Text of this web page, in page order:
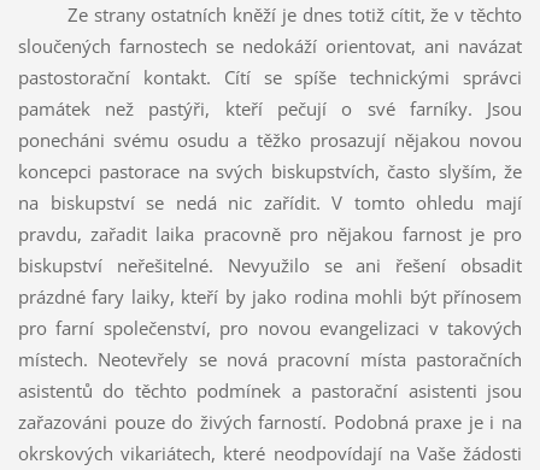
Ze strany ostatních kněží je dnes totiž cítit, že v těchto
sloučených farnostech se nedokáží orientovat, ani navázat
pastostorační kontakt. Cítí se spíše technickými správci
památek než pastýři, kteří pečují o své farníky. Jsou
ponecháni svému osudu a těžko prosazují nějakou novou
koncepci pastorace na svých biskupstvích, často slyším, že
na biskupství se nedá nic zařídit. V tomto ohledu mají
pravdu, zařadit laika pracovně pro nějakou farnost je pro
biskupství neřešitelné. Nevyužilo se ani řešení obsadit
prázdné fary laiky, kteří by jako rodina mohli být přínosem
pro farní společenství, pro novou evangelizaci v takových
místech. Neotevřely se nová pracovní místa pastoračních
asistentů do těchto podmínek a pastorační asistenti jsou
zařazováni pouze do živých farností. Podobná praxe je i na
okrskových vikariátech, které neodpovídají na Vaše žádosti